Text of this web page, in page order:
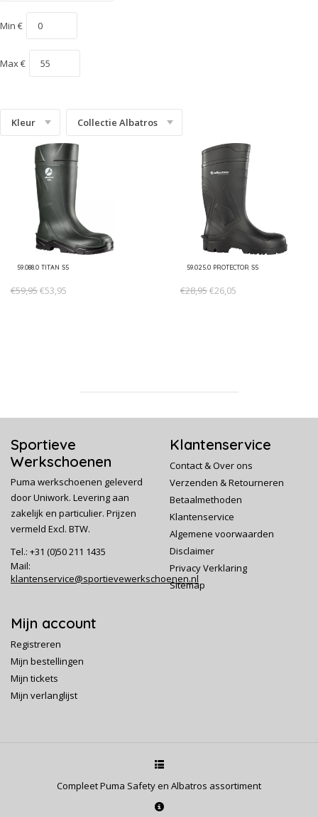
Min €
Max €
Kleur Collectie Albatros
59.088.0 TITAN S5
€59,95€53,95
59.025.0 PROTECTOR S5
€28,95€26,05
Sportieve
Werkschoenen
Puma werkschoenen geleverd
door Uniwork. Levering aan
zakelijk en particulier. Prijzen
vermeld Excl. BTW.
Tel.: +31 (0)50 211 1435
Mail:
klantenservice@sportievewerkschoenen.nl
Klantenservice
Contact & Over ons
Verzenden & Retourneren
Betaalmethoden
Klantenservice
Algemene voorwaarden
Disclaimer
Privacy Verklaring
Sitemap
Mijn account
Registreren
Mijn bestellingen
Mijn tickets
Mijn verlanglijst
Compleet Puma Safety en Albatros assortiment